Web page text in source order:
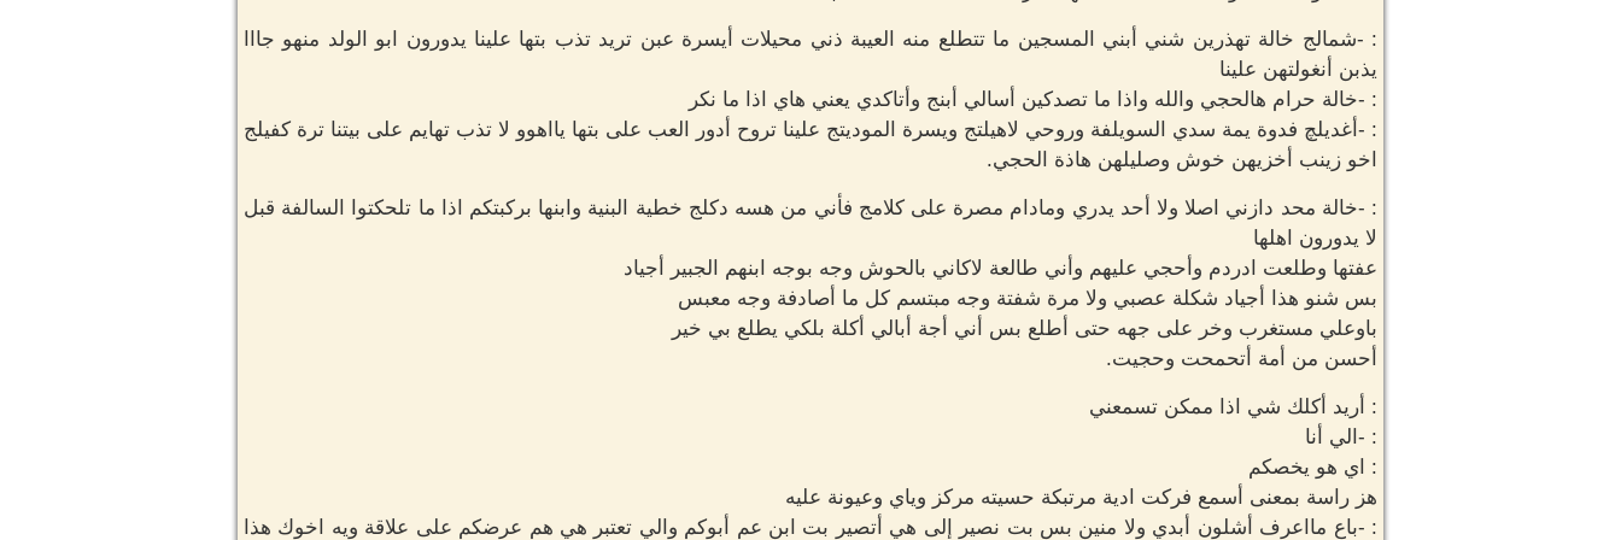
: -شمالج خالة تهذرين شني أبني المسجين ما تتطلع منه العيبة ذني محيلات أيسرة عبن تريد تذب بتها علينا يدورون ابو الولد منهو جااا
يذبن أنغولتهن علينا
: -خالة حرام هالحجي والله واذا ما تصدكين أسالي أبنج وأتاكدي يعني هاي اذا ما نكر
: -أغديلچ فدوة يمة سدي السويلفة وروحي لاهيلتج ويسرة الموديتج علينا تروح أدور العب على بتها يااهوو لا تذب تهايم على بيتنا ترة كفيلج
اخو زينب أخزيهن خوش وصليلهن هاذة الحجي.
: -خالة محد دازني اصلا ولا أحد يدري ومادام مصرة على كلامج فأني من هسه دكلج خطية البنية وابنها بركبتكم اذا ما تلحكتوا السالفة قبل
لا يدورون اهلها
عفتها وطلعت ادردم وأحجي عليهم وأني طالعة لاكاني بالحوش وجه بوجه ابنهم الجبير أجياد
بس شنو هذا أجياد شكلة عصبي ولا مرة شفتة وجه مبتسم كل ما أصادفة وجه معبس
باوعلي مستغرب وخر على جهه حتى أطلع بس أني أجة أبالي أكلة بلكي يطلع بي خير
أحسن من أمة أتحمحت وحجيت.
: أريد أكلك شي اذا ممكن تسمعني
: -الي أنا
: اي هو يخصكم
هز راسة بمعنى أسمع فركت ادية مرتبكة حسيته مركز وياي وعيونة عليه
: -باع مااعرف أشلون أبدي ولا منين بس بت نصير إلى هي أتصير بت ابن عم أبوكم والي تعتبر هي هم عرضكم على علاقة ويه اخوك هذا